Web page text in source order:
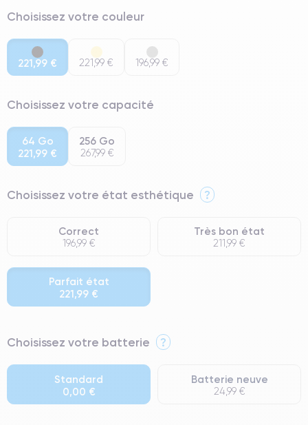
Choisissez votre couleur
221,99 € 221,99 € 196,99 €
Choisissez votre capacité
64 Go
221,99 €
256 Go
267,99 €
Choisissez votre état esthétique ?
Correct
196,99 €
Très bon état
211,99 €
Parfait état
221,99 €
⭐ Premium
● Batterie : usage intensif.
● Seuls 5% de nos téléphones ont un grade Premium.
Choisissez votre batterie ?
Standard
0,00 €
Batterie neuve
24,99 €